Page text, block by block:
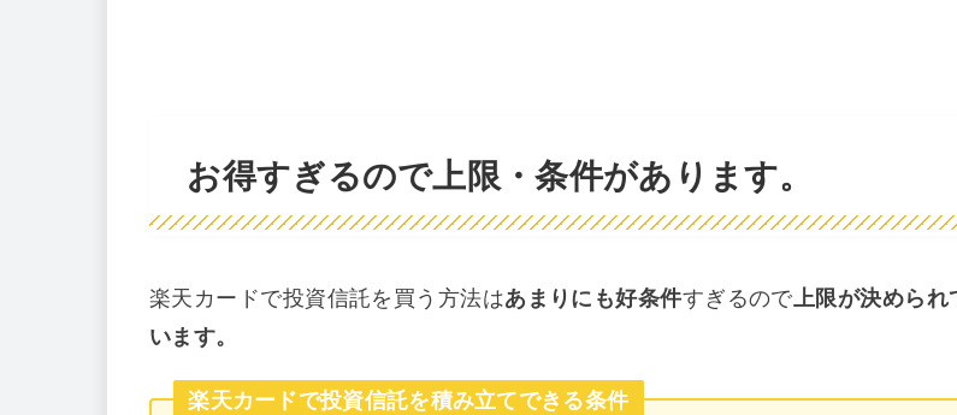
お得すぎるので上限・条件があります。
楽天カードで投資信託を買う方法はあまりにも好条件すぎるので上限が決められ
います。
楽天カードで投資信託を積み立てできる条件